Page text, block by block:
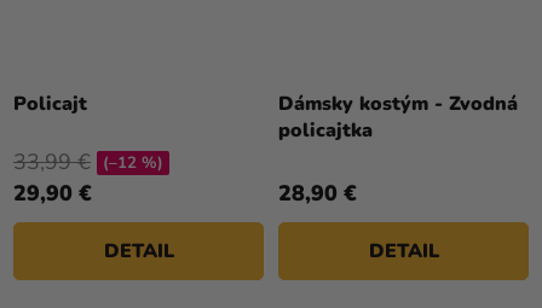
Policajt
29,90 €
33,99 € (–12 %)
DETAIL
Dámsky kostým - Zvodná
policajtka
28,90 €
DETAIL